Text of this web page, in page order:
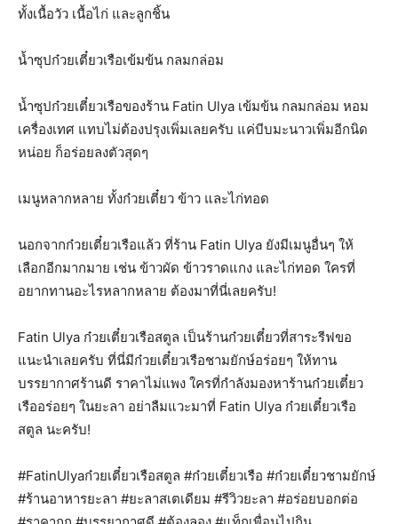
ทั้งเนื้อวัว เนื้อไก่ และลูกชิ้น
น้ำซุปก๋วยเตี๋ยวเรือเข้มข้น กลมกล่อม
น้ำซุปก๋วยเตี๋ยวเรือของร้าน Fatin Ulya เข้มข้น กลมกล่อม หอม
เครื่องเทศ แทบไม่ต้องปรุงเพิ่มเลยครับ แค่บีบมะนาวเพิ่มอีกนิด
หน่อย ก็อร่อยลงตัวสุดๆ
เมนูหลากหลาย ทั้งก๋วยเตี๋ยว ข้าว และไก่ทอด
นอกจากก๋วยเตี๋ยวเรือแล้ว ที่ร้าน Fatin Ulya ยังมีเมนูอื่นๆ ให้
เลือกอีกมากมาย เช่น ข้าวผัด ข้าวราดแกง และไก่ทอด ใครที่
อยากทานอะไรหลากหลาย ต้องมาที่นี่เลยครับ!
Fatin Ulya ก๋วยเตี๋ยวเรือสตูล เป็นร้านก๋วยเตี๋ยวที่สาระรีฟขอ
แนะนำเลยครับ ที่นี่มีก๋วยเตี๋ยวเรือชามยักษ์อร่อยๆ ให้ทาน
บรรยากาศร้านดี ราคาไม่แพง ใครที่กำลังมองหาร้านก๋วยเตี๋ยว
เรืออร่อยๆ ในยะลา อย่าลืมแวะมาที่ Fatin Ulya ก๋วยเตี๋ยวเรือ
สตูล นะครับ!
#FatinUlyaก๋วยเตี๋ยวเรือสตูล #ก๋วยเตี๋ยวเรือ #ก๋วยเตี๋ยวชามยักษ์
#ร้านอาหารยะลา #ยะลาสเตเดียม #รีวิวยะลา #อร่อยบอกต่อ